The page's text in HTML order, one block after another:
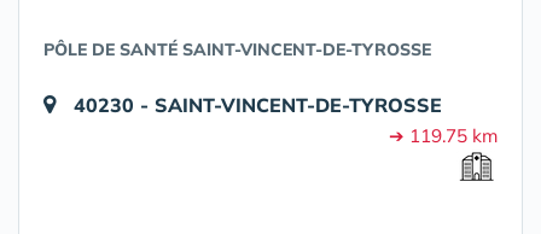
PÔLE DE SANTÉ SAINT-VINCENT-DE-TYROSSE
40230 - SAINT-VINCENT-DE-TYROSSE
➔ 119.75 km